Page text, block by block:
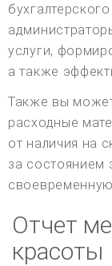
услуги,
а также
Также вы
расходные
от наличия на
за состоянием
Отчет
красоты